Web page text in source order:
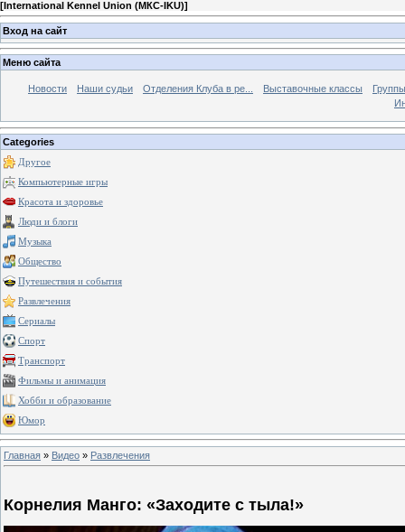
[International Kennel Union (МКС-IKU)]
Вход на сайт
Меню сайта
Новости Наши судьи Отделения Клуба в ре... Выставочные классы
Categories
Другое
Компьютерные игры
Красота и здоровье
Люди и блоги
Музыка
Общество
Путешествия и события
Развлечения
Сериалы
Спорт
Транспорт
Фильмы и анимация
Хобби и образование
Юмор
Главная » Видео » Развлечения
Корнелия Манго: «Заходите с тыла!»